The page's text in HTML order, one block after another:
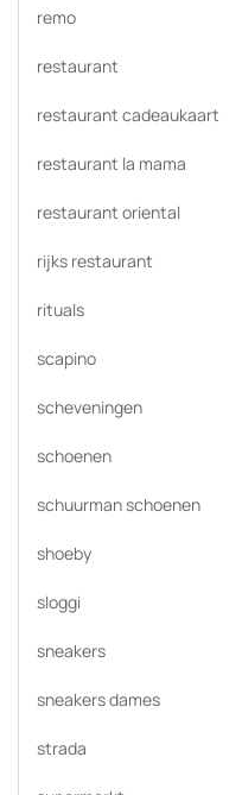
remo
restaurant
restaurant cadeaukaart
restaurant la mama
restaurant oriental
rijks restaurant
rituals
scapino
scheveningen
schoenen
schuurman schoenen
shoeby
sloggi
sneakers
sneakers dames
strada